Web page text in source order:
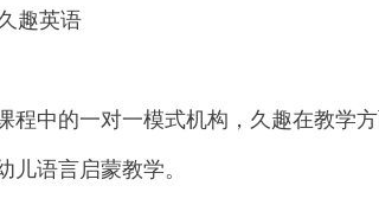
英语
中的一对一模式机构，久趣在教学
儿语言启蒙教学。